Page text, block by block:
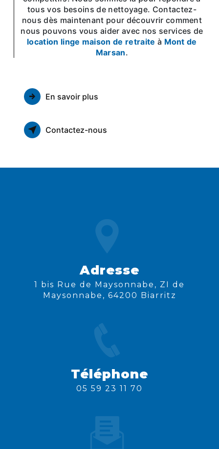
tous vos besoins de nettoyage. Contactez-
nous dès maintenant pour découvrir comment
nous pouvons vous aider avec nos services de
location linge maison de retraite à Mont de
Marsan.
En savoir plus
Contactez-nous
Adresse
1 bis Rue de Maysonnabe, ZI de
Maysonnabe, 64200 Biarritz
Téléphone
05 59 23 11 70